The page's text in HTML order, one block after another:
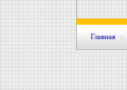
Главная::